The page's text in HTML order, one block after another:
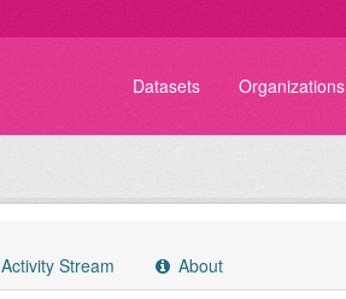
Datasets Organizations
Activity Stream About